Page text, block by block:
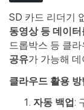
SD 카드 리더기
동영상 등 데이
드롭박스 등 클
공유가 가능해
클라우드 활용 방
자동 백업: